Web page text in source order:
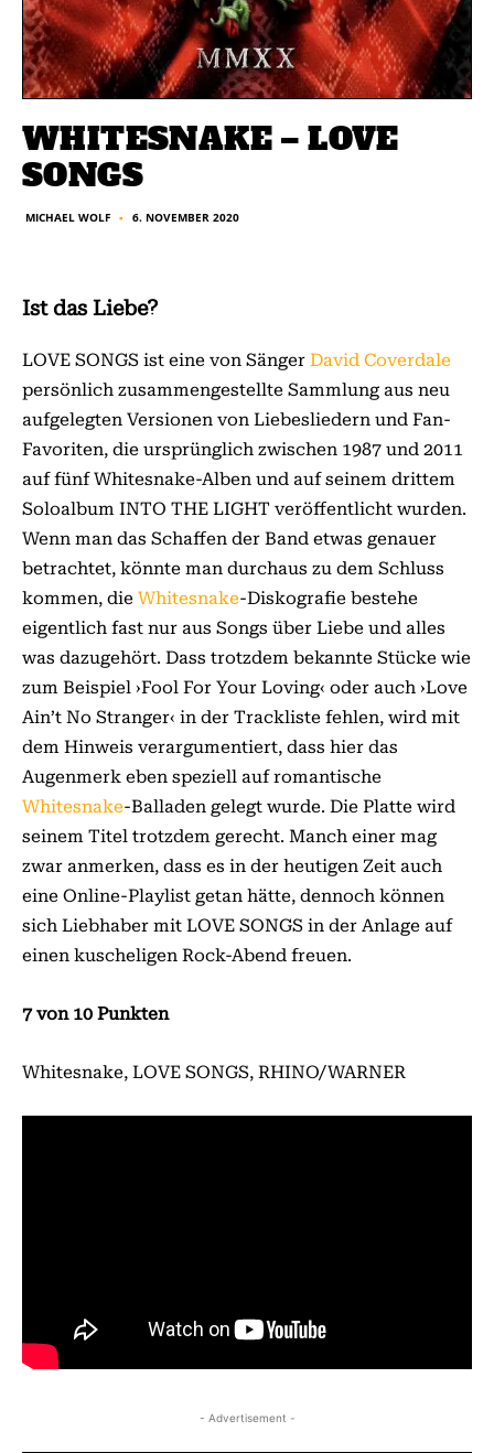
WHITESNAKE – LOVE
SONGS
MICHAEL WOLF ■ 6. NOVEMBER 2020
Ist das Liebe?
LOVE SONGS ist eine von Sänger David Coverdale
persönlich zusammengestellte Sammlung aus neu
aufgelegten Versionen von Liebesliedern und Fan-
Favoriten, die ursprünglich zwischen 1987 und 2011
auf fünf Whitesnake-Alben und auf seinem drittem
Soloalbum INTO THE LIGHT veröffentlicht wurden.
Wenn man das Schaffen der Band etwas genauer
betrachtet, könnte man durchaus zu dem Schluss
kommen, die Whitesnake-Diskografie bestehe
eigentlich fast nur aus Songs über Liebe und alles
was dazugehört. Dass trotzdem bekannte Stücke wie
zum Beispiel ›Fool For Your Loving‹ oder auch ›Love
Ain’t No Stranger‹ in der Trackliste fehlen, wird mit
dem Hinweis verargumentiert, dass hier das
Augenmerk eben speziell auf romantische
Whitesnake-Balladen gelegt wurde. Die Platte wird
seinem Titel trotzdem gerecht. Manch einer mag
zwar anmerken, dass es in der heutigen Zeit auch
eine Online-Playlist getan hätte, dennoch können
sich Liebhaber mit LOVE SONGS in der Anlage auf
einen kuscheligen Rock-Abend freuen.
7 von 10 Punkten
Whitesnake, LOVE SONGS, RHINO/WARNER
- Advertisement -